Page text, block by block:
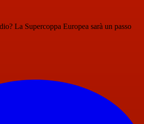
La Supercoppa Europea sarà un passo